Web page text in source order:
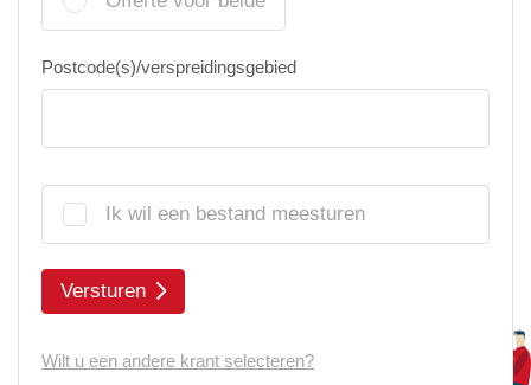
Postcode(s)/verspreidingsgebied
Ik wil een bestand meesturen
Versturen
Wilt u een andere krant selecteren?